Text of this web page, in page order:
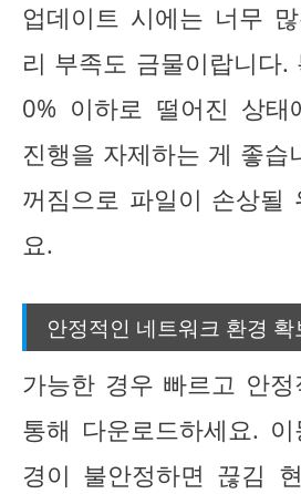
업데이트 시에는 너무
리 부족도 금물이랍니다.
0% 이하로 떨어진 상태
진행을 자제하는 게 좋습
꺼짐으로 파일이 손상될
요.
안정적인 네트워크 환경 확
가능한 경우 빠르고 안
통해 다운로드하세요.
경이 불안정하면 끊김